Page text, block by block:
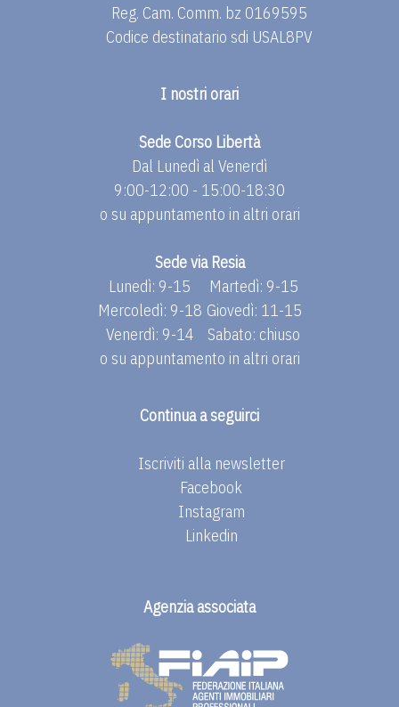
Reg. Cam. Comm. bz 0169595
Codice destinatario sdi USAL8PV
I nostri orari
Sede Corso Libertà
Dal Lunedì al Venerdì
9:00-12:00 - 15:00-18:30
o su appuntamento in altri orari
Sede via Resia
Lunedì: 9-15
Martedì: 9-15
Mercoledì: 9-18 Giovedì: 11-15
Venerdì: 9-14
Sabato: chiuso
o su appuntamento in altri orari
Continua a seguirci
Iscriviti alla newsletter
Facebook
Instagram
Linkedin
Agenzia associata